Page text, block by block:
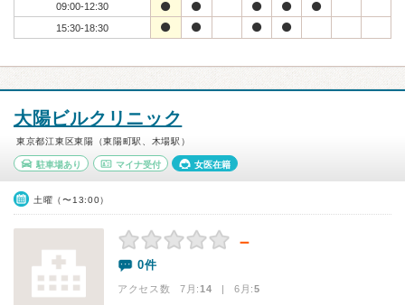
09:00-12:30
15:30-18:30
大陽ビルクリニック
東京都江東区東陽（東陽町駅、木場駅）
駐車場あり マイナ受付 女医在籍
土曜（〜13:00）
－
0件
アクセス数 7月:14 | 6月:5